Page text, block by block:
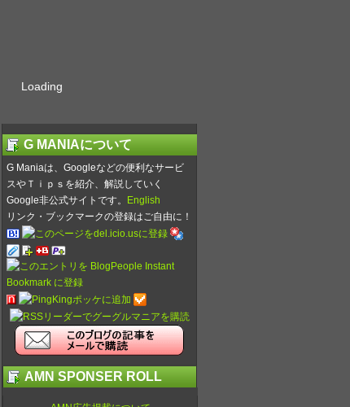
Loading
G MANIAについて
G Maniaは、Googleなどの便利なサービ
スやＴｉｐｓを紹介、解説していく
Google非公式サイトです。
English
リンク・ブックマークの登録はご自由に！
AMN SPONSER ROLL